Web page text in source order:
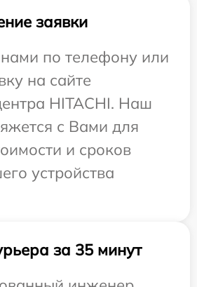
заявки
по телефону или
на сайте
HITACHI. Наш
с Вами для
и сроков
устройства
за 35 минут